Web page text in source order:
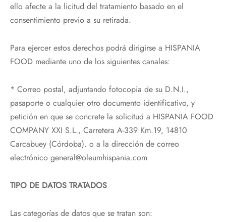
ello afecte a la licitud del tratamiento basado en el
consentimiento previo a su retirada.
Para ejercer estos derechos podrá dirigirse a HISPANIA
FOOD mediante uno de los siguientes canales:
* Correo postal, adjuntando fotocopia de su D.N.I.,
pasaporte o cualquier otro documento identificativo, y
petición en que se concrete la solicitud a HISPANIA FOOD
COMPANY XXI S.L., Carretera A-339 Km.19, 14810
Carcabuey (Córdoba). o a la dirección de correo
electrónico general@oleumhispania.com
TIPO DE DATOS TRATADOS
Las categorías de datos que se tratan son: